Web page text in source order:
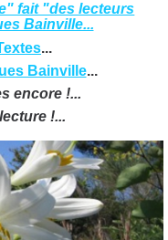
fait "des lecteurs
Bainville...
...
Bainville...
encore !...
!...